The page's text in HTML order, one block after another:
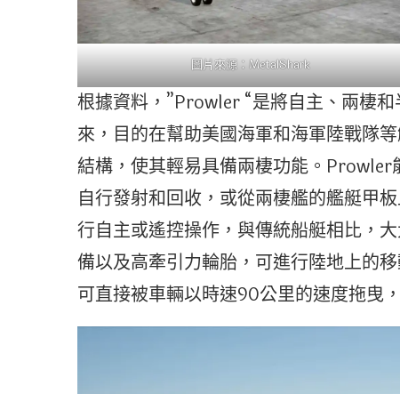
圖片來源：MetalShark
根據資料，”Prowler “是將自主、兩棲
來，目的在幫助美國海軍和海軍陸戰隊
結構，使其輕易具備兩棲功能。
自行發射和回收，或從兩棲艦的艦艇甲
行自主或遙控操作，與傳統船艇相比，
備以及高牽引力輪胎，可進行陸地上的
可直接被車輛以時速90公里的速度拖曳